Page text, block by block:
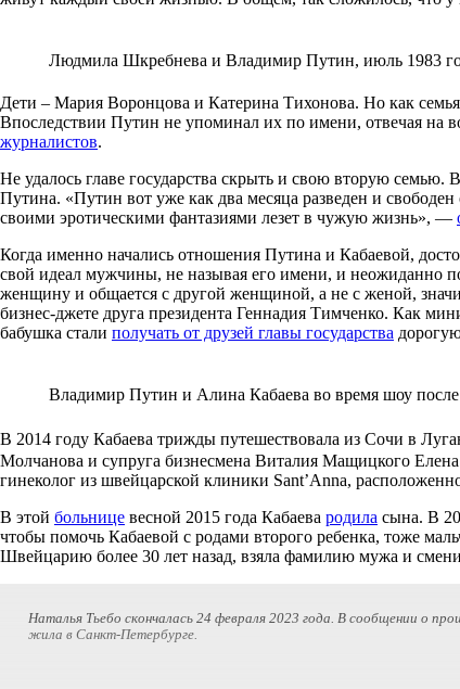
Людмила Шкребнева и Владимир Путин, июль 1983
Дети – Мария Воронцова и Катерина Тихонова. Но как
Впоследствии Путин не упоминал их по имени, отвечая на
журналистов.
Не удалось главе государства скрыть и свою вторую
Путина. «Путин вот уже как два месяца разведен и
своими эротическими фантазиями лезет в чужую жизнь», —
Когда именно начались отношения Путина и Кабаевой,
свой идеал мужчины, не называя его имени, и неожиданно
женщину и общается с другой женщиной, а не с женой,
бизнес-джете друга президента Геннадия Тимченко. Как
бабушка стали получать от друзей главы государства
Владимир Путин и Алина Кабаева во время шоу
В 2014 году Кабаева трижды путешествовала из Сочи в
Молчанова и супруга бизнесмена Виталия Мащицкого
гинеколог из швейцарской клиники Sant’Anna,
В этой больнице весной 2015 года Кабаева родила сына. В
чтобы помочь Кабаевой с родами второго ребенка, тоже
Швейцарию более 30 лет назад, взяла фамилию мужа и
Наталья Тьебо скончалась 24 февраля 2023 года. В сообщении о
жила в Санкт-Петербурге.